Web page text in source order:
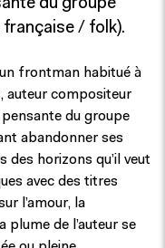
du groupe
française / folk).
frontman habitué à
auteur compositeur
du groupe
abandonner ses
des horizons qu’il veut
avec des titres
l’amour, la
plume de l’auteur se